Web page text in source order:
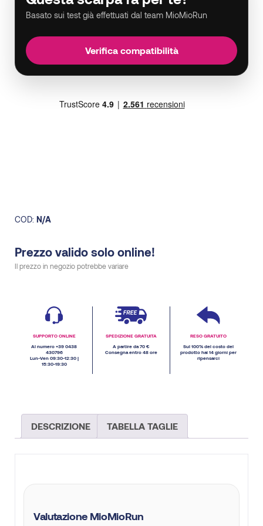
Basato sui test già effettuati dal team MioMioRun
Verifica compatibilità
COD: N/A
Prezzo valido solo online!
Il prezzo in negozio potrebbe variare
SUPPORTO ONLINE
Al numero +39 0438
430796
Lun-Ven 09:30-12:30 |
15:30-19:30
SPEDIZIONE GRATUITA
A partire da 70 €
Consegna entro 48 ore
RESO GRATUITO
Sul 100% del costo del
prodotto hai 14 giorni per
ripensarci
DESCRIZIONE TABELLA TAGLIE
Valutazione MioMioRun